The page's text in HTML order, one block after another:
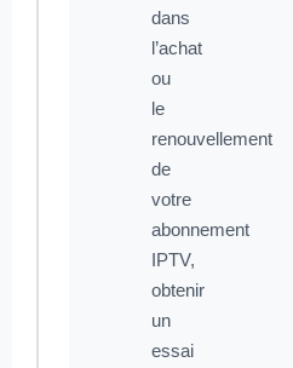
dans
l’achat
ou
le
renouvellement
de
votre
abonnement
IPTV,
obtenir
un
essai